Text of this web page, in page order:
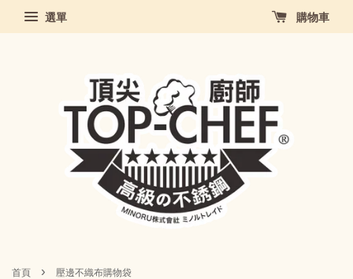
選單 購物車
首頁 › 壓邊不織布購物袋